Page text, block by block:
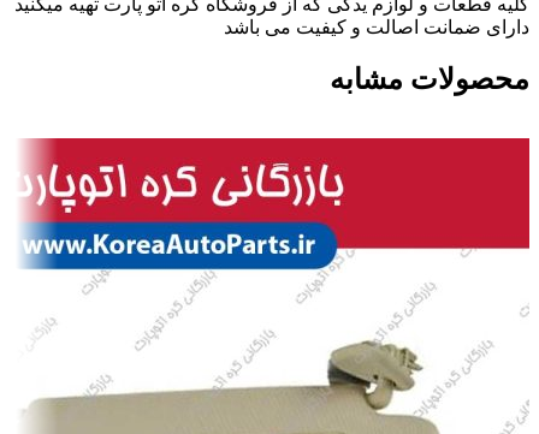
کلیه قطعات و لوازم یدکی که از فروشگاه کره اتو پارت تهیه میکنید
دارای ضمانت اصالت و کیفیت می باشد
محصولات مشابه